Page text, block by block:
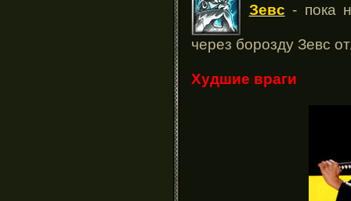
Зевс - пока
через борозду Зевс
Худшие враги